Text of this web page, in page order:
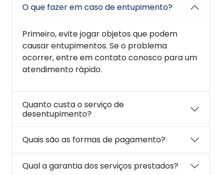
O que fazer em caso de entupimento?
Primeiro, evite jogar objetos que podem
causar entupimentos. Se o problema
ocorrer, entre em contato conosco para um
atendimento rápido.
Quanto custa o serviço de
desentupimento?
Quais são as formas de pagamento?
Qual a garantia dos serviços prestados?